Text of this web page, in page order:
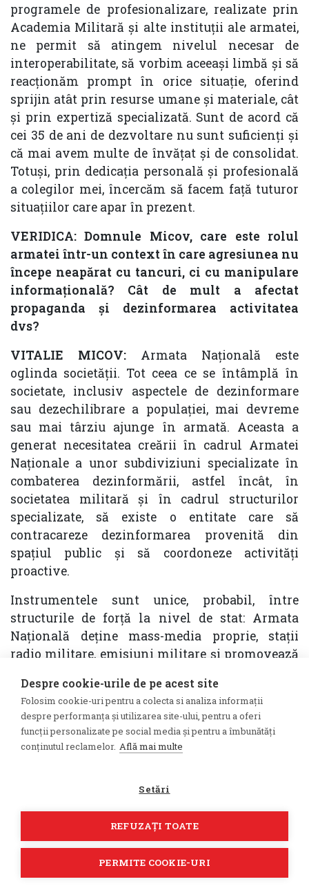
programele de profesionalizare, realizate prin
Academia Militară și alte instituții ale armatei,
ne permit să atingem nivelul necesar de
interoperabilitate, să vorbim aceeași limbă și să
reacționăm prompt în orice situație, oferind
sprijin atât prin resurse umane și materiale, cât
și prin expertiză specializată. Sunt de acord că
cei 35 de ani de dezvoltare nu sunt suficienți și
că mai avem multe de învățat și de consolidat.
Totuși, prin dedicația personală și profesională
a colegilor mei, încercăm să facem față tuturor
situațiilor care apar în prezent.
VERIDICA: Domnule Micov, care este rolul
armatei într-un context în care agresiunea nu
începe neapărat cu tancuri, ci cu manipulare
informațională? Cât de mult a afectat
propaganda și dezinformarea activitatea
dvs?
VITALIE MICOV: Armata Națională este
oglinda societății. Tot ceea ce se întâmplă în
societate, inclusiv aspectele de dezinformare
sau dezechilibrare a populației, mai devreme
sau mai târziu ajunge în armată. Aceasta a
generat necesitatea creării în cadrul Armatei
Naționale a unor subdiviziuni specializate în
combaterea dezinformării, astfel încât, în
societatea militară și în cadrul structurilor
specializate, să existe o entitate care să
contracareze dezinformarea provenită din
spațiul public și să coordoneze activități
proactive.
Instrumentele sunt unice, probabil, între
structurile de forță la nivel de stat: Armata
Națională deține mass-media proprie, stații
radio militare, emisiuni militare și promovează
desfășurarea diferitelor forme de instruire
internă, lucrăm activ la combaterea acestor
fenomene. Dacă un militar în uniformă
confirmă sau infirmă un fapt, mesajul este mult
instrument funcționează eficient, ne mândrim
cu el și încercăm să răspândim aceeași practică
și în alte subdiviziuni din sistemul național sau
în structurile destinate apărării naționale.
VERIDICA: Care sunt cele mai dese falsuri,
Despre cookie-urile de pe acest site
Folosim cookie-uri pentru a colecta si analiza informații
despre performanța și utilizarea site-ului, pentru a oferi
funcții personalizate pe social media și pentru a îmbunătăți
conținutul reclamelor. Află mai multe
Setări
REFUZAȚI TOATE
PERMITE COOKIE-URI